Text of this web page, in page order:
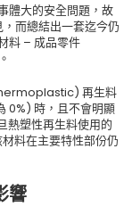
體大的安全問題，故
而總結出一套迄今仍
料 – 成品零件
再生料
0%) 時，且不會明顯
熱塑性再生料使用的
料在主要特性部份仍
響